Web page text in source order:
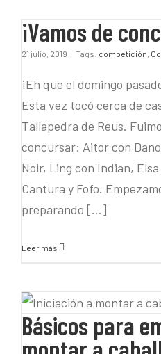
¡Vamos
¡Vamos de
21 julio, 2019 | Tags: competición,
¡Eh que el domingo
Esta vez tocó cerca de
Tallapedra de Reus.
concursar: Aitor con
Noir, Ling con Indian,
Cantura y Fofo.
preparando [...]
Leer más
Básicos
montar
Básicos para